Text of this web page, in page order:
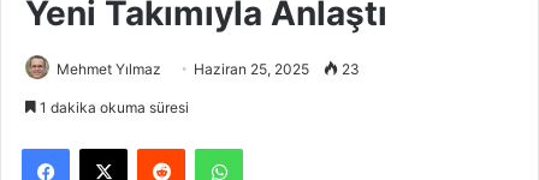
Yeni Takımıyla Anlaştı
Mehmet Yılmaz Haziran 25, 2025 23
1 dakika okuma süresi
Facebook
X Reddit WhatsApp